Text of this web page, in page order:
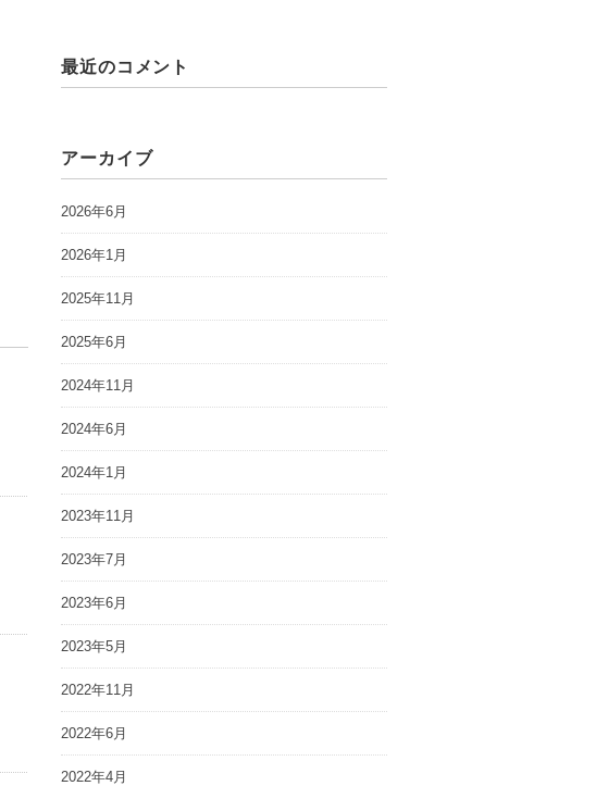
最近のコメント
アーカイブ
2026年6月
2026年1月
2025年11月
2025年6月
2024年11月
2024年6月
2024年1月
2023年11月
2023年7月
2023年6月
2023年5月
2022年11月
2022年6月
2022年4月